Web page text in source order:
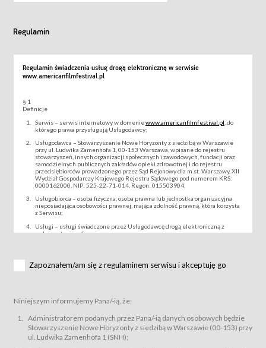
Regulamin
Regulamin świadczenia usług drogą elektroniczną w serwisie
www.americanfilmfestival.pl
§ 1
Definicje
Serwis – serwis internetowy w domeniewww.americanfilmfestival.pl , do
którego prawa przysługują Usługodawcy;
Usługodawca – Stowarzyszenie Nowe Horyzonty z siedzibą w Warszawie
przy ul. Ludwika Zamenhofa 1, 00-153 Warszawa, wpisane do rejestru
stowarzyszeń, innych organizacji społecznych i zawodowych, fundacji oraz
samodzielnych publicznych zakładów opieki zdrowotnej i do rejestru
przedsiębiorców prowadzonego przez Sąd Rejonowy dla m.st. Warszawy, XII
Wydział Gospodarczy Krajowego Rejestru Sądowego pod numerem KRS:
0000162000, NIP: 525-22-71-014, Regon: 015503904;
Usługobiorca – osoba fizyczna, osoba prawna lub jednostka organizacyjna
nieposiadająca osobowości prawnej, mająca zdolność prawną, która korzysta
z Serwisu;
Usługi – usługi świadczone przez Usługodawcę drogą elektroniczną z
wykorzystaniem Serwisu;
za pośrednictwem Serwisu;
podmiotom z branży mediów i filmowej (Akredytacje);
Bilety – wybrane dokumenty potwierdzające zawarcie umowy z
Usługodawcą i uprawniające do wzięcia udziału w Wydarzeniu,
przewidziane przez Usługodawcę dla danego Wydarzenia, tj. uprawniające
do uczestnictwa w wielu albo w pojedynczych seansach filmowych,
Zapoznałem/am się z regulaminem serwisu i akceptuję go
Niniejszym informujemy Pana/-ią, że:
Administratorem podanych przez Pana/-ią danych osobowych będzie
Stowarzyszenie Nowe Horyzonty z siedzibą w Warszawie (00-153) przy
ul. Ludwika Zamenhofa 1 (SNH);